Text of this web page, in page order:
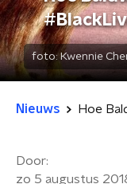
foto: Kwennie
Nieuws
Door:
zo 5 augustus